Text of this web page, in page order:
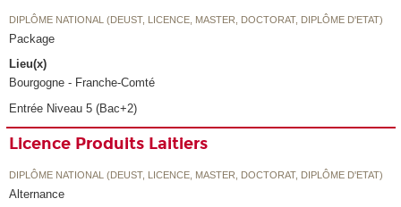
DIPLÔME NATIONAL (DEUST, LICENCE, MASTER, DOCTORAT, DIPLÔME D'ETAT)
Package
Lieu(x)
Bourgogne - Franche-Comté
Entrée Niveau 5 (Bac+2)
Licence Produits Laitiers
DIPLÔME NATIONAL (DEUST, LICENCE, MASTER, DOCTORAT, DIPLÔME D'ETAT)
Alternance